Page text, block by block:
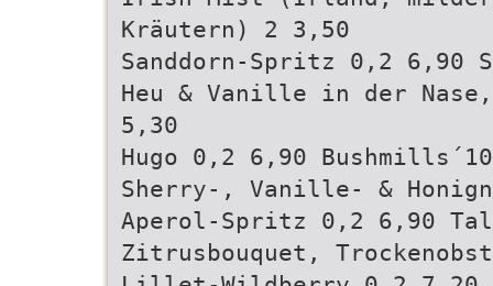
Kräutern) 2 3,50
Sanddorn-Spritz 0,2 6,90
Heu & Vanille in der Nase,
5,30
Hugo 0,2 6,90
Sherry-, Vanille- &
Aperol-Spritz 0,2 6,90
Zitrusbouquet,